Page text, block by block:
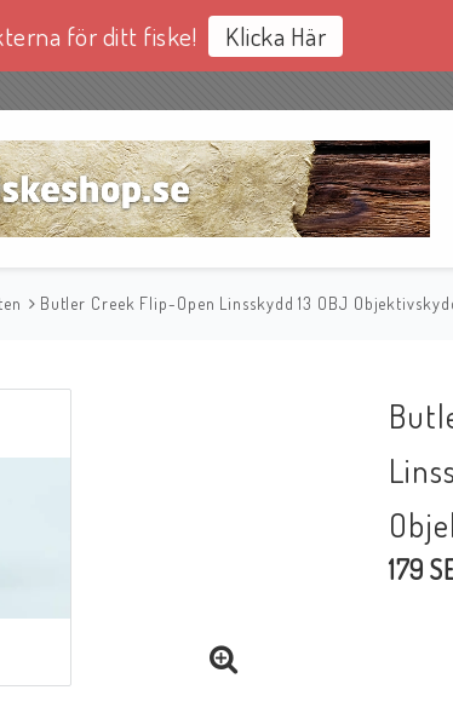
för ditt fiske! Klicka Här
Butler Creek Flip-Open Linsskydd 13 OBJ
179